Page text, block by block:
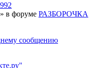
в форуме РАЗБОРОЧКА
сообщению